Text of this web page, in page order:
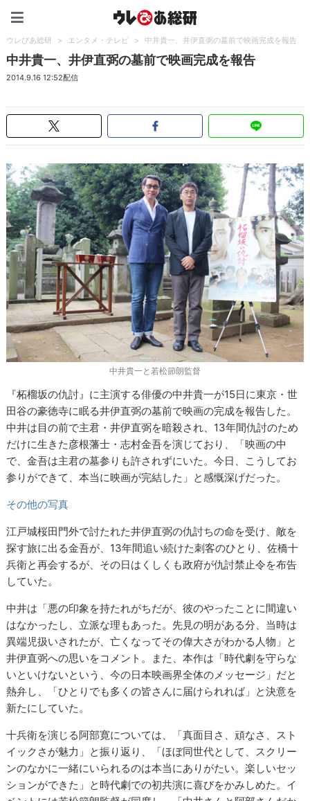
ウレぴあ総研 > エンタメ・テレビ > 中井貴一、井伊直弼の墓前で映画完成を報告
中井貴一、井伊直弼の墓前で映画完成を報告
2014.9.16 12:52配信
中井貴一と若松節朗監督
『柘榴坂の仇討』に主演する俳優の中井貴一が15日に東京・世
田谷の豪徳寺に眠る井伊直弼の墓前で映画の完成を報告した。
中井は目の前で主君・井伊直弼を暗殺され、13年間仇討のため
だけに生きた彦根藩士・志村金吾を演じており、「映画の中
で、金吾は主君の墓参りも許されずにいた。今日、こうしてお
参りができて、本当に映画が完結した」と感慨深げだった。
その他の写真
江戸城桜田門外で討たれた井伊直弼の仇討ちの命を受け、敵を
探す旅に出る金吾が、13年間追い続けた刺客のひとり、佐橋十
兵衛と再会するが、その日はくしくも政府が仇討禁止令を布告
していた。
中井は「悪の印象を持たれがちだが、彼のやったことに間違い
はなかったし、立派な理もあった。先見の明がある分、当時は
異端児扱いされたが、亡くなってその偉大さがわかる人物」と
井伊直弼への思いをコメント。また、本作は「時代劇を守らな
いといけないという、今の日本映画界全体のメッセージ」だと
熱弁し、「ひとりでも多くの皆さんに届けられれば」と決意を
新たにしていた。
十兵衛を演じる阿部寛については、「真面目さ、頑なさ、スト
イックさが魅力」と振り返り、「ほぼ同世代として、スクリー
ンのなかに一緒にいられるのは本当にありがたい。楽しいセッ
ションができた」と時代劇での初共演に喜びをかみしめた。イ